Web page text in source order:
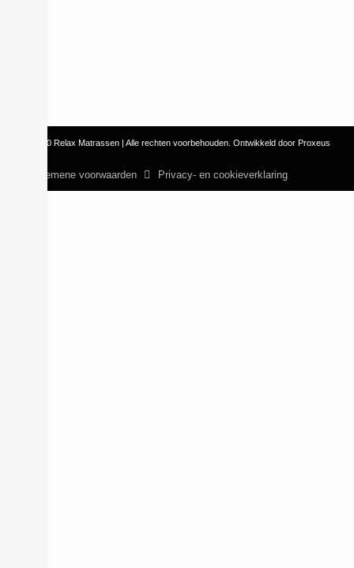
© 2010 Relax Matrassen | Alle rechten voorbehouden. Ontwikkeld door Proxeus
Algemene voorwaarden Privacy- en cookieverklaring